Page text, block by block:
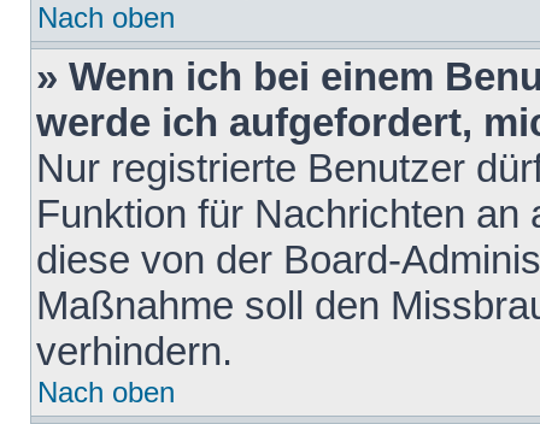
Nach oben
» Wenn ich bei einem
werde ich aufgefordert,
Nur registrierte Benutzer
Funktion für Nachrichten
diese von der Board-
Maßnahme soll den
verhindern.
Nach oben